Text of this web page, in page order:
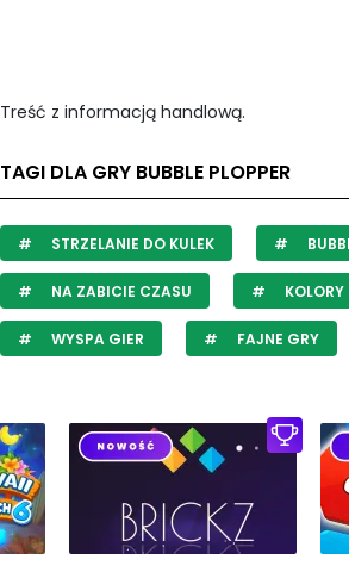
Treść z informacją handlową.
TAGI DLA GRY BUBBLE PLOPPER
STRZELANIE DO KULEK
NA ZABICIE CZASU KOLORY
WYSPA GIER FAJNE GRY